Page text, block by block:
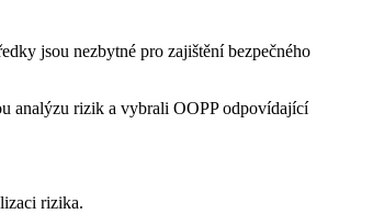
jsou nezbytné pro zajištění bezpečného
analýzu rizik a vybrali OOPP odpovídající
rizika.